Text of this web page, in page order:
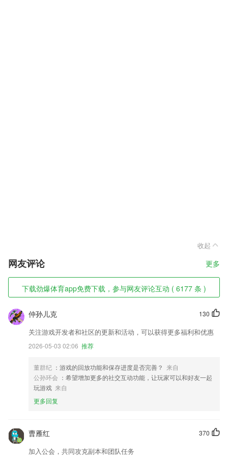
收起
网友评论 更多
下载劲爆体育app免费下载，参与网友评论互动 ( 6177 条 )
130
仲孙儿克
关注游戏开发者和社区的更新和活动，可以获得更多福利和优惠
2026-05-03 02:06 推荐
董群纪 ：游戏的回放功能和保存进度是否完善？ 来自
公孙环会 ：希望增加更多的社交互动功能，让玩家可以和好友一起
玩游戏 来自
更多回复
370
曹雁红
加入公会，共同攻克副本和团队任务